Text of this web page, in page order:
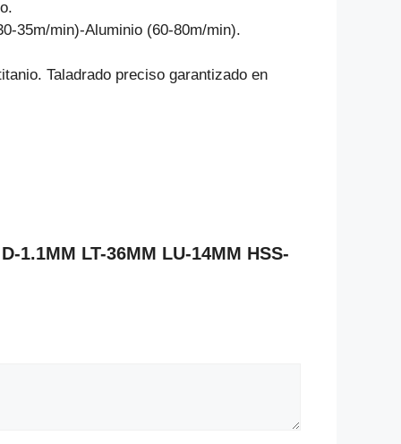
35m/min)-Aluminio (60-80m/min).
Taladrado preciso garantizado en
LT-36MM LU-14MM HSS-